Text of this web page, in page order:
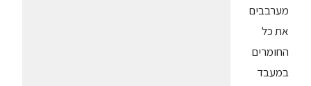
מערבבים
את כל
החומרים
במעבד